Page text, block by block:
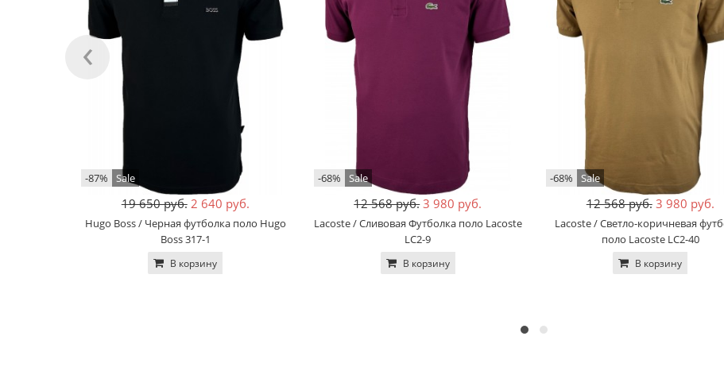
-87% Sale
19 650 руб. 2 640 руб.
Hugo Boss / Черная футболка поло Hugo
Boss 317-1
В корзину
-68% Sale
12 568 руб. 3 980 руб.
Lacoste / Сливовая Футболка поло Lacoste
LC2-9
В корзину
-68% Sale
12 568 руб. 3 980 руб.
Lacoste / Светло-коричневая
поло Lacoste LC2-40
В корзину
‹